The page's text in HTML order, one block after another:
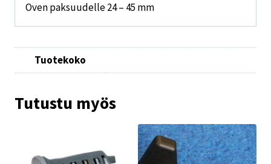
Oven paksuudelle24 – 45 mm
Tuotekoko
Tutustu myös